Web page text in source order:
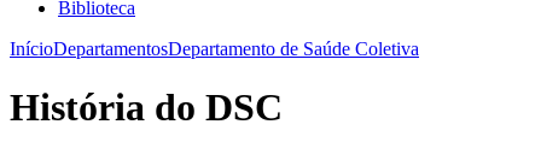
Biblioteca
InícioDepartamentosDepartamento de Saúde Coletiva
História do DSC